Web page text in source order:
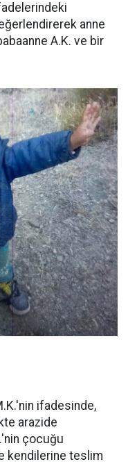
anne
A.K. ve bir
ifadesinde,
arazide
çocuğu
kendilerine teslim